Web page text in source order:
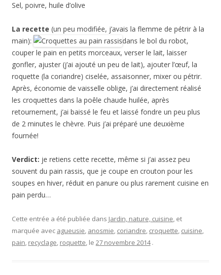
Sel, poivre, huile d’olive
La recette (un peu modifiée, j’avais la flemme de pétrir à la
main):
dans le bol du robot,
couper le pain en petits morceaux, verser le lait, laisser
gonfler, ajuster (j’ai ajouté un peu de lait), ajouter l’œuf, la
roquette (la coriandre) ciselée, assaisonner, mixer ou pétrir.
Après, économie de vaisselle oblige, j’ai directement réalisé
les croquettes dans la poêle chaude huilée, après
retournement, j’ai baissé le feu et laissé fondre un peu plus
de 2 minutes le chèvre. Puis j’ai préparé une deuxième
fournée!
Verdict: je retiens cette recette, même si j’ai assez peu
souvent du pain rassis, que je coupe en crouton pour les
soupes en hiver, réduit en panure ou plus rarement cuisine en
pain perdu…
Cette entrée a été publiée dans Jardin, nature, cuisine, et
marquée avec agueusie, anosmie, coriandre, croquette, cuisine,
pain, recyclage, roquette, le 27 novembre 2014 .